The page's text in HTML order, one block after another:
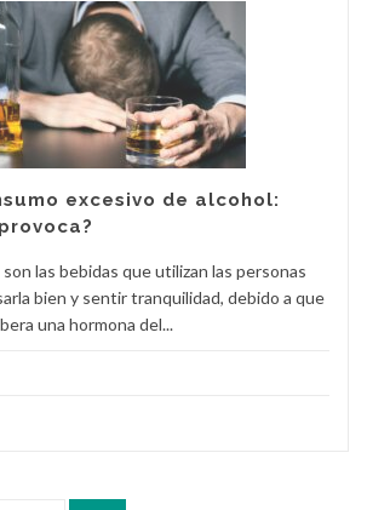
excesivo de alcohol:
las bebidas que utilizan las personas
bien y sentir tranquilidad, debido a que
una hormona del...